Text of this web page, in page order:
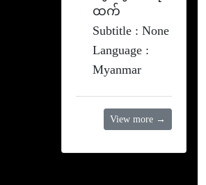
ထက်
Subtitle : None
Language :
Myanmar
View more →